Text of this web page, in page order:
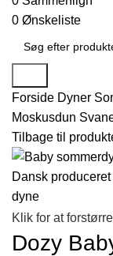
0 Ønskeliste
Forside Dyner
Moskusdun
Tilbage til
Klik for at forstørre
Dozy